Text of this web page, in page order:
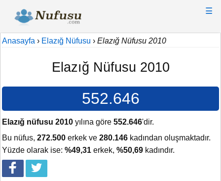
☰
Anasayfa › Elazığ Nüfusu › Elazığ Nüfusu 2010
Elazığ Nüfusu 2010
552.646
Elazığ nüfusu 2010 yılına göre 552.646'dir.
Bu nüfus, 272.500 erkek ve 280.146 kadından oluşmaktadır.
Yüzde olarak ise: %49,31 erkek, %50,69 kadındır.